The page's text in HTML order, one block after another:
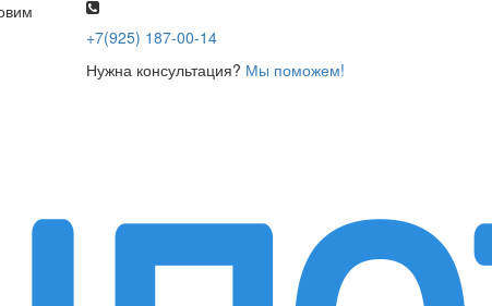
+7(925) 187-00-14
Нужна консультация? Мы поможем!